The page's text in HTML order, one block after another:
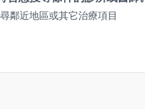
鄰近地區或其它治療項目